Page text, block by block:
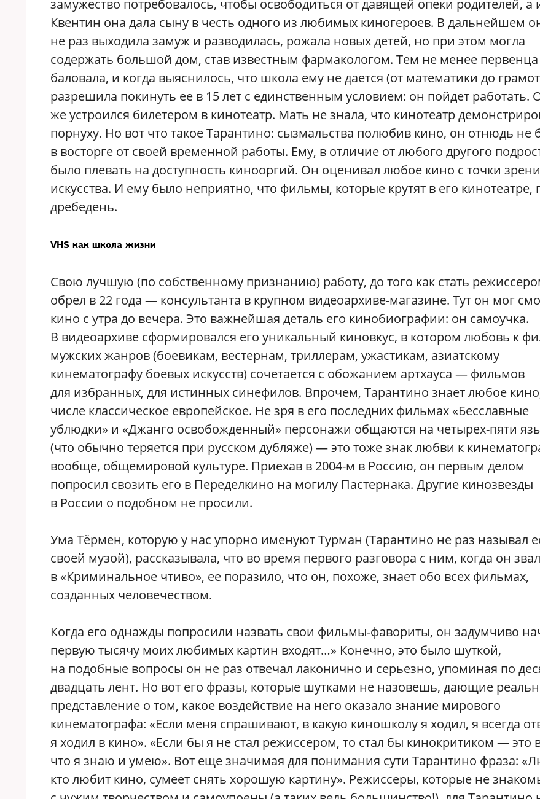
замужество потребовалось, чтобы освободиться от давящей опеки родителей, а
Квентин она дала сыну в честь одного из любимых киногероев. В дальнейшем
не раз выходила замуж и разводилась, рожала новых детей, но при этом могла
содержать большой дом, став известным фармакологом. Тем не менее
баловала, и когда выяснилось, что школа ему не дается (от математики до
разрешила покинуть ее в 15 лет с единственным условием: он пойдет работать.
же устроился билетером в кинотеатр. Мать не знала, что кинотеатр
порнуху. Но вот что такое Тарантино: сызмальства полюбив кино, он отнюдь не
в восторге от своей временной работы. Ему, в отличие от любого другого
было плевать на доступность кинооргий. Он оценивал любое кино с точки
искусства. И ему было неприятно, что фильмы, которые крутят в его кинотеатре,
дребедень.
VHS как школа жизни
Свою лучшую (по собственному признанию) работу, до того как стать
обрел в 22 года — консультанта в крупном видеоархиве-магазине. Тут он мог
кино с утра до вечера. Это важнейшая деталь его кинобиографии: он самоучка.
В видеоархиве сформировался его уникальный киновкус, в котором любовь к
мужских жанров (боевикам, вестернам, триллерам, ужастикам, азиатскому
кинематографу боевых искусств) сочетается с обожанием артхауса — фильмов
для избранных, для истинных синефилов. Впрочем, Тарантино знает любое
числе классическое европейское. Не зря в его последних фильмах «Бесславные
ублюдки» и «Джанго освобожденный» персонажи общаются на четырех-пяти
(что обычно теряется при русском дубляже) — это тоже знак любви к
вообще, общемировой культуре. Приехав в 2004-м в Россию, он первым делом
попросил свозить его в Переделкино на могилу Пастернака. Другие кинозвезды
в России о подобном не просили.
Ума Тёрмен, которую у нас упорно именуют Турман (Тарантино не раз называл
своей музой), рассказывала, что во время первого разговора с ним, когда он
в «Криминальное чтиво», ее поразило, что он, похоже, знает обо всех фильмах,
созданных человечеством.
Когда его однажды попросили назвать свои фильмы-фавориты, он задумчиво
первую тысячу моих любимых картин входят…» Конечно, это было шуткой,
на подобные вопросы он не раз отвечал лаконично и серьезно, упоминая по
двадцать лент. Но вот его фразы, которые шутками не назовешь, дающие
представление о том, какое воздействие на него оказало знание мирового
кинематографа: «Если меня спрашивают, в какую киношколу я ходил, я всегда
я ходил в кино». «Если бы я не стал режиссером, то стал бы кинокритиком — это
что я знаю и умею». Вот еще значимая для понимания сути Тарантино фраза:
кто любит кино, сумеет снять хорошую картину». Режиссеры, которые не